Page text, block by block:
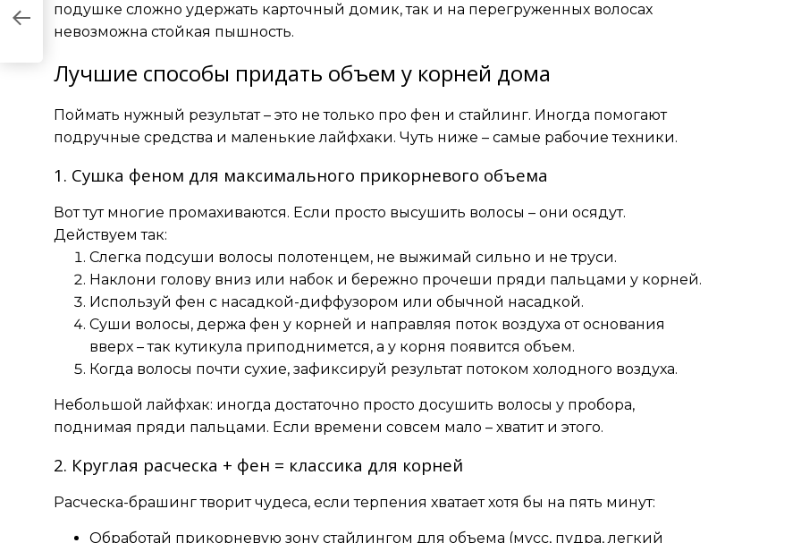
подушке сложно удержать карточный домик, так и на перегруженных волосах
невозможна стойкая пышность.
Лучшие способы придать объем у корней дома
Поймать нужный результат – это не только про фен и стайлинг. Иногда помогают
подручные средства и маленькие лайфхаки. Чуть ниже – самые рабочие техники.
1. Сушка феном для максимального прикорневого объема
Вот тут многие промахиваются. Если просто высушить волосы – они осядут.
Действуем так:
Слегка подсуши волосы полотенцем, не выжимай сильно и не труси.
Наклони голову вниз или набок и бережно прочеши пряди пальцами у корней.
Используй фен с насадкой-диффузором или обычной насадкой.
Суши волосы, держа фен у корней и направляя поток воздуха от основания
вверх – так кутикула приподнимется, а у корня появится объем.
Когда волосы почти сухие, зафиксируй результат потоком холодного воздуха.
Небольшой лайфхак: иногда достаточно просто досушить волосы у пробора,
поднимая пряди пальцами. Если времени совсем мало – хватит и этого.
2. Круглая расческа + фен = классика для корней
Расческа-брашинг творит чудеса, если терпения хватает хотя бы на пять минут:
Обработай прикорневую зону стайлингом для объема (мусс, пудра, легкий